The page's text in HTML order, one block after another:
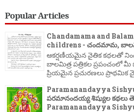
Popular Articles
Chandamama and
childrens - చందమామ,
ఆకర్షణీయమైన నైతిక కథలతో
బాలమిత్ర పత్రికల ప్రపంచంలో మీ
ప్రియమైన ప్రచురణలు ప్రాథమిక
Paramanandayya
పరమానందయ్య శిష్యుల కథలు
Paramanandayya